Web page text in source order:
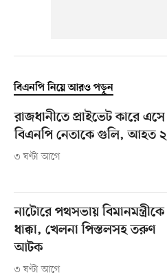
বিএনপি নিয়ে আরও পড়ুন
রাজধানীতে প্রাইভেট কারে এসে
বিএনপি নেতাকে গুলি, আহত ২
৩ ঘণ্টা আগে
নাটোরে পথসভায় বিমানমন্ত্রীকে
ধাক্কা, খেলনা পিস্তলসহ তরুণ
আটক
৩ ঘণ্টা আগে